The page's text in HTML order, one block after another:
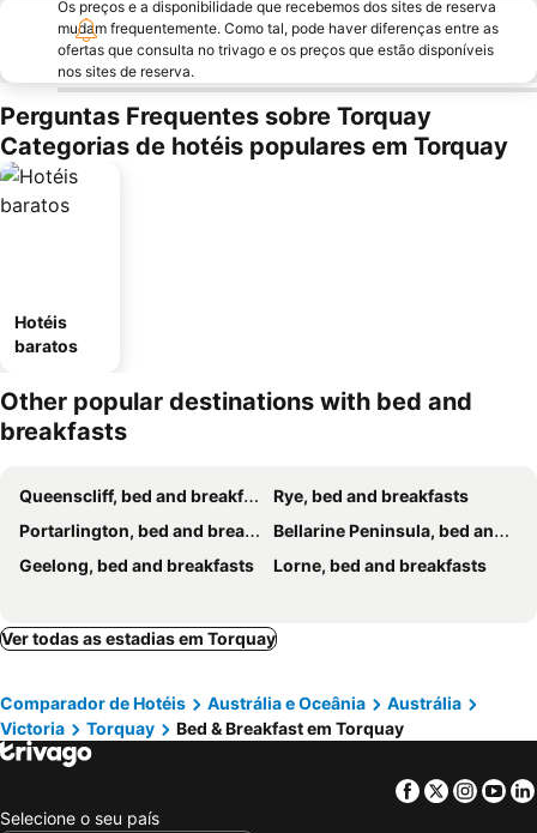
Os preços e a disponibilidade que recebemos dos sites de reserva
mudam frequentemente. Como tal, pode haver diferenças entre as
ofertas que consulta no trivago e os preços que estão disponíveis
nos sites de reserva.
Perguntas Frequentes sobre Torquay
Categorias de hotéis populares em Torquay
Hotéis
baratos
Other popular destinations with bed and
breakfasts
Queenscliff, bed and breakfasts
Rye, bed and breakfasts
Portarlington, bed and breakfasts
Bellarine Peninsula, bed and breakfasts
Geelong, bed and breakfasts
Lorne, bed and breakfasts
Ver todas as estadias em Torquay
Comparador de Hotéis Austrália e Oceânia
Austrália
Victoria
Torquay Bed & Breakfast em Torquay
Facebook
Twitter
Selecione o seu país